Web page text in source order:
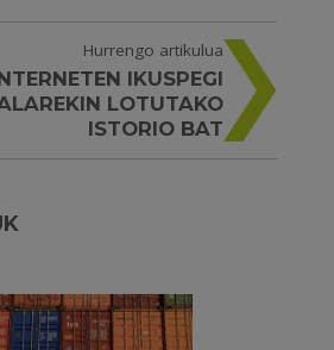
Hurrengo artikulua
IKUSPEGI
LOTUTAKO
ISTORIO BAT